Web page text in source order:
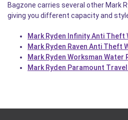
Bagzone carries several other Mark
giving you different capacity and
Mark Ryden Infinity Anti Theft
Mark Ryden Raven Anti Theft
Mark Ryden Worksman
Mark Ryden Paramount